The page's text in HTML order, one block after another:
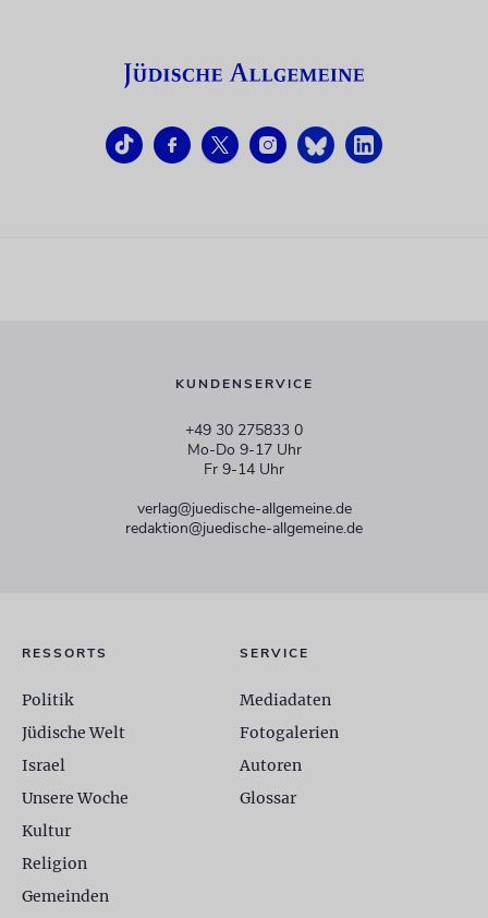
KUNDENSERVICE
+49 30 275833 0
Mo-Do 9-17 Uhr
Fr 9-14 Uhr
verlag@juedische-allgemeine.de
redaktion@juedische-allgemeine.de
RESSORTS
Politik
Jüdische Welt
Israel
Unsere Woche
Kultur
Religion
Gemeinden
SERVICE
Mediadaten
Fotogalerien
Autoren
Glossar